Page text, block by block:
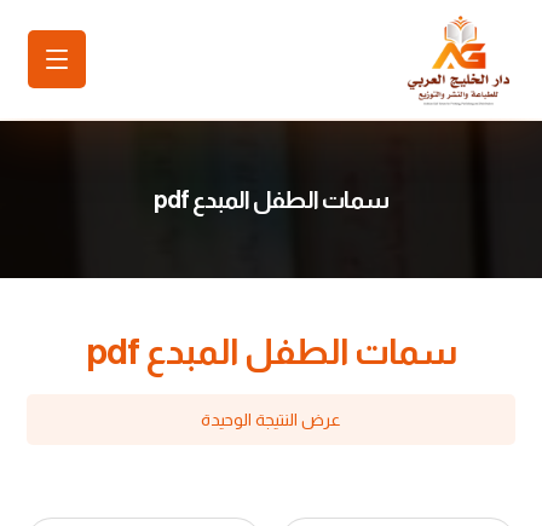
سمات الطفل المبدع pdf
سمات الطفل المبدع pdf
عرض النتيجة الوحيدة